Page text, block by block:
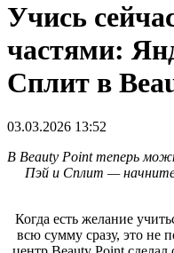
Учись
частями:
Сплит в
03.03.2026 13:52
В Beauty Point теперь
Пэй и Сплит — начните
Когда есть желание
всю сумму сразу, это не